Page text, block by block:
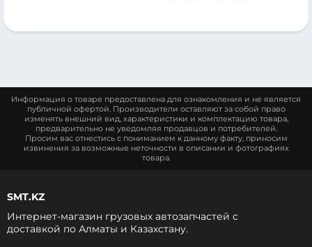
Информация о товаре предоставлена для ознакомления и не является
публичной офертой. Производители оставляют за собой право
изменять внешний вид, характеристики и комплектацию товара,
предварительно не уведомляя продавцов и потребителей.
Просим вас отнестись с пониманием к данному факту, приносим
извинения за возможные неточности в описании и фотографиях
товара.
SMT.KZ
Интернет-магазин грузовых автозапчастей c
доставкой по Алматы и Казахстану.